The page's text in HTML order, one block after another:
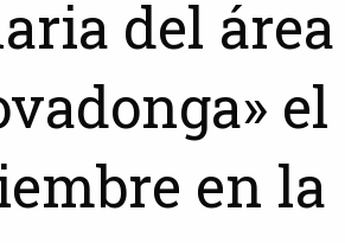
del área
el
en la